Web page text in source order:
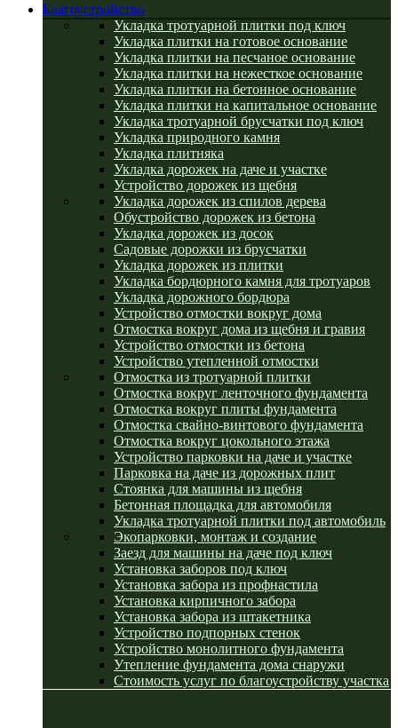
Благоустройство
Укладка тротуарной плитки под ключ
Укладка плитки на готовое основание
Укладка плитки на песчаное основание
Укладка плитки на нежесткое основание
Укладка плитки на бетонное основание
Укладка плитки на капитальное основание
Укладка тротуарной брусчатки под ключ
Укладка природного камня
Укладка плитняка
Укладка дорожек на даче и участке
Устройство дорожек из щебня
Укладка дорожек из спилов дерева
Обустройство дорожек из бетона
Укладка дорожек из досок
Садовые дорожки из брусчатки
Укладка дорожек из плитки
Укладка бордюрного камня для тротуаров
Укладка дорожного бордюра
Устройство отмостки вокруг дома
Отмостка вокруг дома из щебня и гравия
Устройство отмостки из бетона
Устройство утепленной отмостки
Отмостка из тротуарной плитки
Отмостка вокруг ленточного фундамента
Отмостка вокруг плиты фундамента
Отмостка свайно-винтового фундамента
Отмостка вокруг цокольного этажа
Устройство парковки на даче и участке
Парковка на даче из дорожных плит
Стоянка для машины из щебня
Бетонная площадка для автомобиля
Укладка тротуарной плитки под автомобиль
Экопарковки, монтаж и создание
Заезд для машины на даче под ключ
Установка заборов под ключ
Установка забора из профнастила
Установка кирпичного забора
Установка забора из штакетника
Устройство подпорных стенок
Устройство монолитного фундамента
Утепление фундамента дома снаружи
Стоимость услуг по благоустройству участка